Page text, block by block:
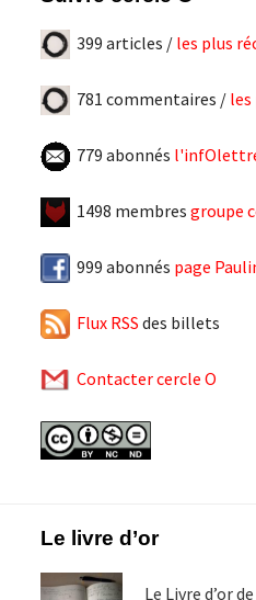
399 articles / les plus
781 commentaires / les
779 abonnés
1498 membres groupe
999 abonnés page
Flux RSS des billets
Contacter cercle O
FooterLe livre d’or
Le Livre d’or